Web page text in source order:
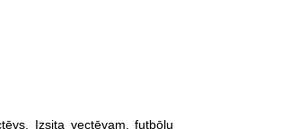
Izsita vectēvam, futbōlu